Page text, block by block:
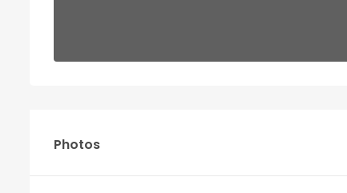
Photos